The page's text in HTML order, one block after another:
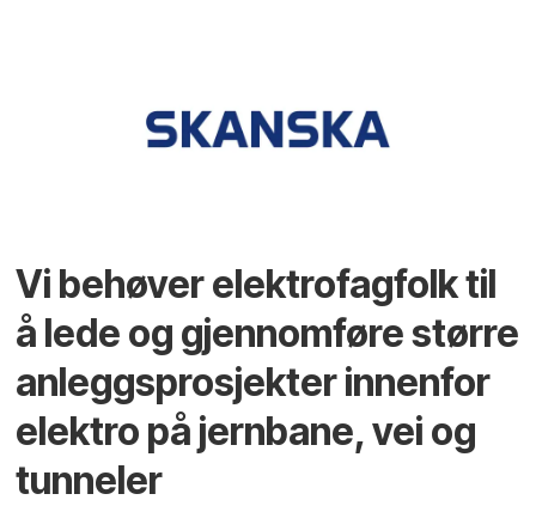
Vi behøver elektrofagfolk til
å lede og gjennomføre større
anleggsprosjekter innenfor
elektro på jernbane, vei og
tunneler